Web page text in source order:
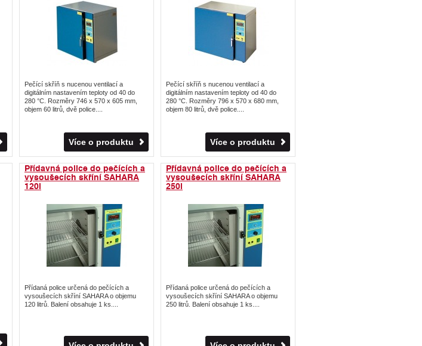
Pečící skříň s nucenou ventilací a
digitálním nastavením teploty od 40 do
280 °C. Rozměry 746 x 570 x 605 mm,
objem 60 litrů, dvě police....
Více o produktu
Pečící skříň s nucenou ventilací a
digitálním nastavením teploty od 40 do
280 °C. Rozměry 796 x 570 x 680 mm,
objem 80 litrů, dvě police....
Více o produktu
Přídavná police do pečících a
vysoušecích skříní SAHARA
120l
Přídaná police určená do pečících a
vysoušecích skříní SAHARA o objemu
120 litrů. Balení obsahuje 1 ks....
Přídavná police do pečících a
vysoušecích skříní SAHARA
250l
Přídaná police určená do pečících a
vysoušecích skříní SAHARA o objemu
250 litrů. Balení obsahuje 1 ks....